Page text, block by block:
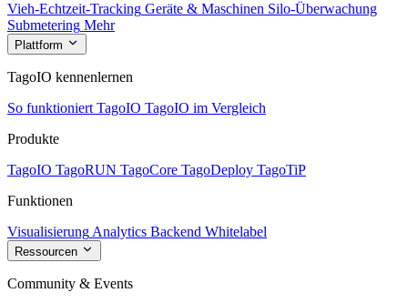
Vieh-Echtzeit-Tracking Geräte & Maschinen Silo-Überwachung
Submetering Mehr
Plattform
TagoIO kennenlernen
So funktioniert TagoIO TagoIO im Vergleich
Produkte
TagoIO TagoRUN TagoCore TagoDeploy TagoTiP
Funktionen
Visualisierung Analytics Backend Whitelabel
Ressourcen
Community & Events